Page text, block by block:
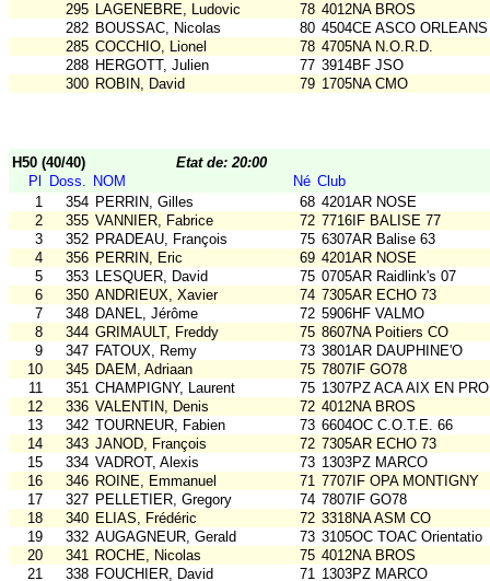
295 LAGENEBRE, Ludovic 78 4012NA BROS
282 BOUSSAC, Nicolas 80 4504CE ASCO ORLEANS
285 COCCHIO, Lionel 78 4705NA N.O.R.D.
288 HERGOTT, Julien 77 3914BF JSO
300 ROBIN, David 79 1705NA CMO
H50 (40/40)
Etat de: 20:00
Pl
Doss. NOM Né Club
1
354 PERRIN, Gilles 68 4201AR NOSE
2
355 VANNIER, Fabrice 72 7716IF BALISE 77
3
352 PRADEAU, François 75 6307AR Balise 63
4
356 PERRIN, Eric 69 4201AR NOSE
5
353 LESQUER, David 75 0705AR Raidlink's 07
6
350 ANDRIEUX, Xavier 74 7305AR ECHO 73
7
348 DANEL, Jérôme 72 5906HF VALMO
8
344 GRIMAULT, Freddy 75 8607NA Poitiers CO
9
347 FATOUX, Remy 73 3801AR DAUPHINE'O
10
345 DAEM, Adriaan 75 7807IF GO78
11
351 CHAMPIGNY, Laurent 75 1307PZ ACA AIX EN
12
336 VALENTIN, Denis 72 4012NA BROS
13
342 TOURNEUR, Fabien 73 6604OC C.O.T.E. 66
14
343 JANOD, François 72 7305AR ECHO 73
15
334 VADROT, Alexis 73 1303PZ MARCO
16
346 ROINE, Emmanuel 71 7707IF OPA MONTIGNY
17
327 PELLETIER, Gregory 74 7807IF GO78
18
340 ELIAS, Frédéric 72 3318NA ASM CO
19
332 AUGAGNEUR, Gerald 73 3105OC TOAC Orientatio
20
341 ROCHE, Nicolas 75 4012NA BROS
21
338 FOUCHIER, David 71 1303PZ MARCO